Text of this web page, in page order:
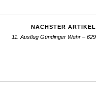
NÄCHSTER ARTIKEL
11. Ausflug Gündinger Wehr – 629